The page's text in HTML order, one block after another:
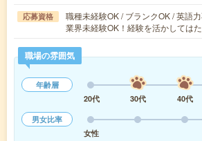
応募資格
職種未経験OK / ブランクOK / 英語
業界未経験OK！経験を活かしては
職場の雰囲気
年齢層
20代
30代 40代
男女比率
女性